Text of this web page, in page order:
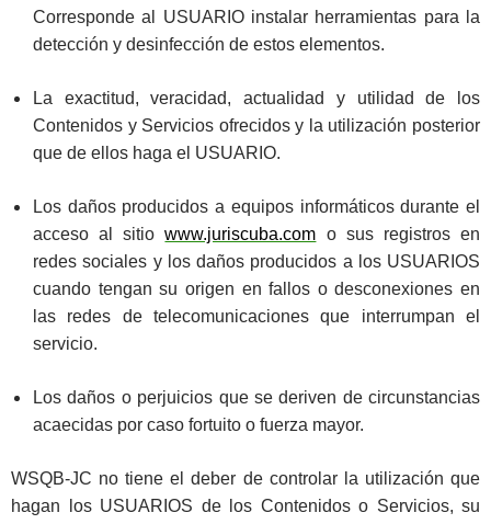
Corresponde al USUARIO instalar herramientas para la
detección y desinfección de estos elementos.
La exactitud, veracidad, actualidad y utilidad de los
Contenidos y Servicios ofrecidos y la utilización posterior
que de ellos haga el USUARIO.
Los daños producidos a equipos informáticos durante el
acceso alsitiowww.juriscuba.com o sus registros en
redes sociales y los daños producidos a los USUARIOS
cuando tengan su origen en fallos o desconexiones en
las redes de telecomunicaciones que interrumpan el
servicio.
Los daños o perjuicios que se deriven de circunstancias
acaecidas por caso fortuito o fuerza mayor.
WSQB-JC no tiene el deber de controlar la utilización que
hagan los USUARIOS de los Contenidos o Servicios, su